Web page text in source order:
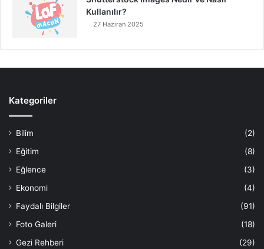
Kullanılır?
27 Haziran 2025
Kategoriler
Bilim
(2)
Eğitim
(8)
Eğlence
(3)
Ekonomi
(4)
Faydalı Bilgiler
(91)
Foto Galeri
(18)
Gezi Rehberi
(29)